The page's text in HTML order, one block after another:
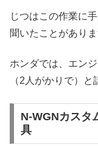
じつはこの作業に
聞いたことがありま
ホンダでは、エン
（2人がかりで）と
N-WGNカスタ
具